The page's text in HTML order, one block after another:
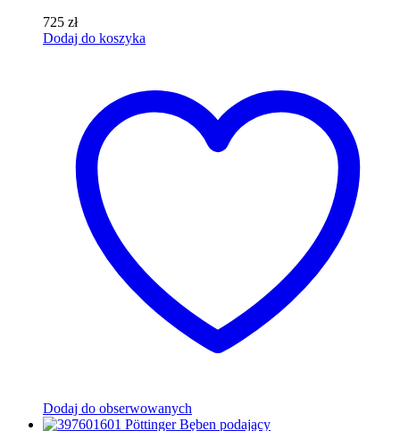
725 zł
Dodaj do koszyka
Dodaj do obserwowanych